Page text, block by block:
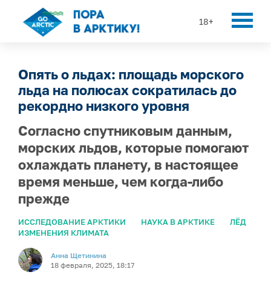
18+
Опять о льдах: площадь морского
льда на полюсах сократилась до
рекордно низкого уровня
Согласно спутниковым данным,
морских льдов, которые помогают
охлаждать планету, в настоящее
время меньше, чем когда-либо
прежде
ИССЛЕДОВАНИЕ АРКТИКИ НАУКА В АРКТИКЕ
ЛЁД
ИЗМЕНЕНИЯ КЛИМАТА
Анна Щетинина
18 февраля, 2025, 18:17